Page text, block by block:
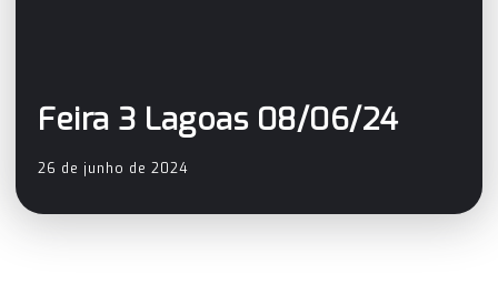
Feira 3 Lagoas 08/06/24
26 de junho de 2024